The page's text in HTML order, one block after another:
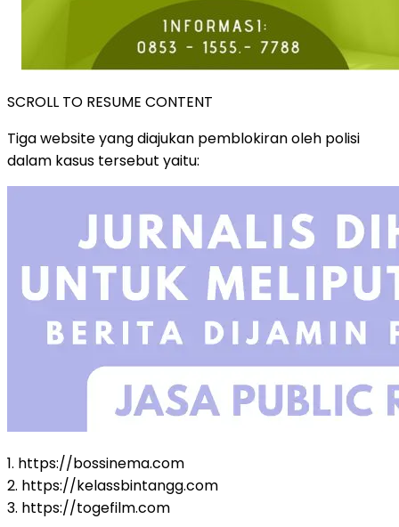
SCROLL TO RESUME CONTENT
Tiga website yang diajukan pemblokiran oleh polisi
dalam kasus tersebut yaitu:
1. https://bossinema.com
2. https://kelassbintangg.com
3. https://togefilm.com